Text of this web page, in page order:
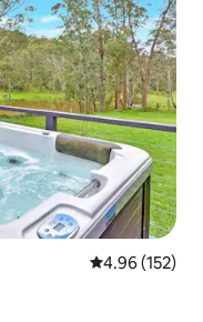
レビュー152
4.96 (152)